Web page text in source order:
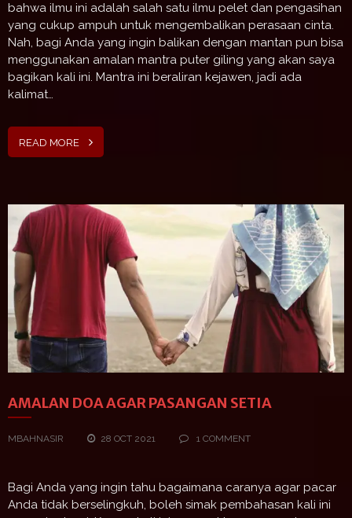
bahwa ilmu ini adalah salah satu ilmu pelet dan pengasihan
yang cukup ampuh untuk mengembalikan perasaan cinta.
Nah, bagi Anda yang ingin balikan dengan mantan pun bisa
menggunakan amalan mantra puter giling yang akan saya
bagikan kali ini. Mantra ini beraliran kejawen, jadi ada
kalimat…
READ MORE
AMALAN DOA AGAR PASANGAN SETIA
MBAHNASIR 28 OCT 2021 1 COMMENT
Bagi Anda yang ingin tahu bagaimana caranya agar pacar
Anda tidak berselingkuh, boleh simak pembahasan kali ini